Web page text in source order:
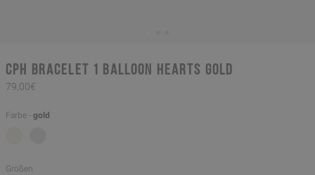
CPH BRACELET 1 balloon hearts gold
79,00€
Farbe - gold
Größen